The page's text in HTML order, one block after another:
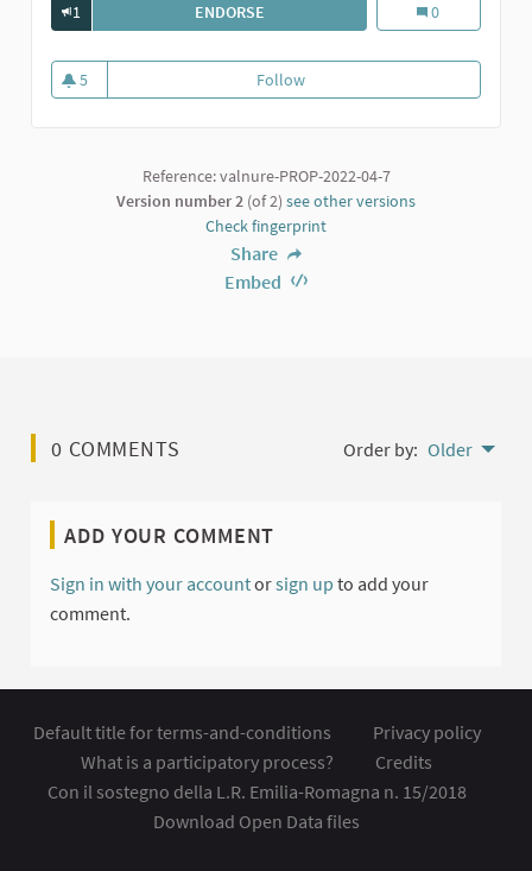
1 ENDORSE MINORI ED INTERNET EDUCAZIONE
Minori ed
0
5
5 followers
FollowMinori ed internet educazione
Reference: valnure-PROP-2022-04-7
Version number 2 (of 2) see other versions
Check fingerprint
Share
Embed
0 COMMENTS Order by: Older
ADD YOUR COMMENT
Sign in with your accountorsign up to add your
comment.
Default title for terms-and-conditions
Privacy policy
What is a participatory process?
Credits
Con il sostegno della L.R. Emilia-Romagna n. 15/2018
Download Open Data files